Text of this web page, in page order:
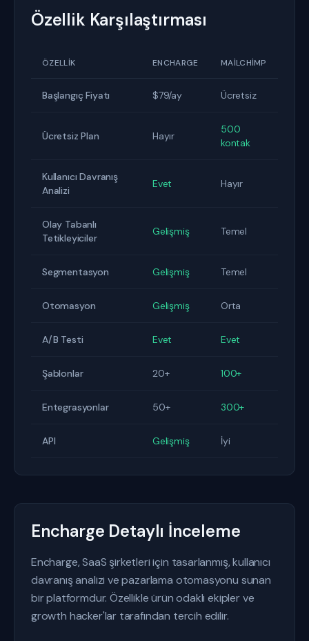
Özellik Karşılaştırması
ÖZELLIK ENCHARGE MAILCHIMP
Başlangıç Fiyatı $79/ay Ücretsiz
Ücretsiz Plan Hayır
500
kontak
Kullanıcı Davranış
Analizi
Evet Hayır
Olay Tabanlı
Tetikleyiciler
Gelişmiş Temel
Segmentasyon Gelişmiş Temel
Otomasyon Gelişmiş Orta
A/B Testi Evet Evet
Şablonlar 20+ 100+
Entegrasyonlar 50+ 300+
API Gelişmiş İyi
Encharge Detaylı İnceleme
Encharge, SaaS şirketleri için tasarlanmış, kullanıcı
davranış analizi ve pazarlama otomasyonu sunan
bir platformdur. Özellikle ürün odaklı ekipler ve
growth hacker'lar tarafından tercih edilir.